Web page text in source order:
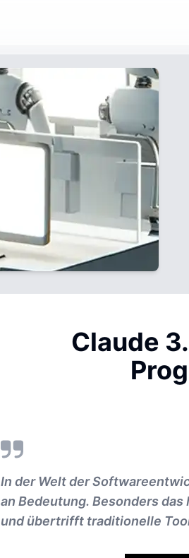
Claude
In der Welt der
an Bedeutung. Besonders
und übertrifft traditionelle